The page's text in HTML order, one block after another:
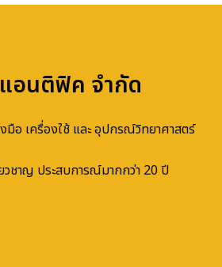
อนติฟิค จำกัด
งมือ เครื่องใช้ และ อุปกรณ์วิทยาศาสตร์
วชาญ ประสบการณ์มากกว่า 20 ปี